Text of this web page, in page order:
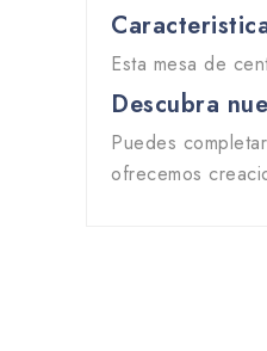
Esta mesa de
Descubra
Puedes
ofrecemos